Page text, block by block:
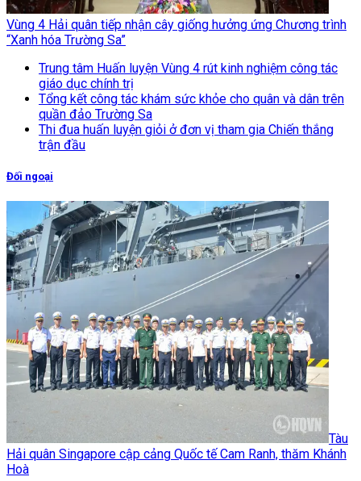
Vùng 4 Hải quân tiếp nhận cây giống hưởng ứng Chương trình
“Xanh hóa Trường Sa”
Trung tâm Huấn luyện Vùng 4 rút kinh nghiệm công tác
giáo dục chính trị
Tổng kết công tác khám sức khỏe cho quân và dân trên
quần đảo Trường Sa
Thi đua huấn luyện giỏi ở đơn vị tham gia Chiến thắng
trận đầu
Đối ngoại
Tàu
Hải quân Singapore cập cảng Quốc tế Cam Ranh, thăm Khánh
Hoà